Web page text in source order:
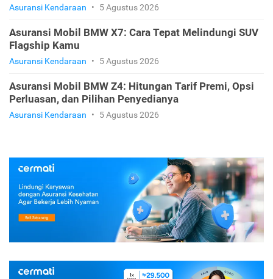
Asuransi Kendaraan • 5 Agustus 2026
Asuransi Mobil BMW X7: Cara Tepat Melindungi SUV
Flagship Kamu
Asuransi Kendaraan • 5 Agustus 2026
Asuransi Mobil BMW Z4: Hitungan Tarif Premi, Opsi
Perluasan, dan Pilihan Penyedianya
Asuransi Kendaraan • 5 Agustus 2026